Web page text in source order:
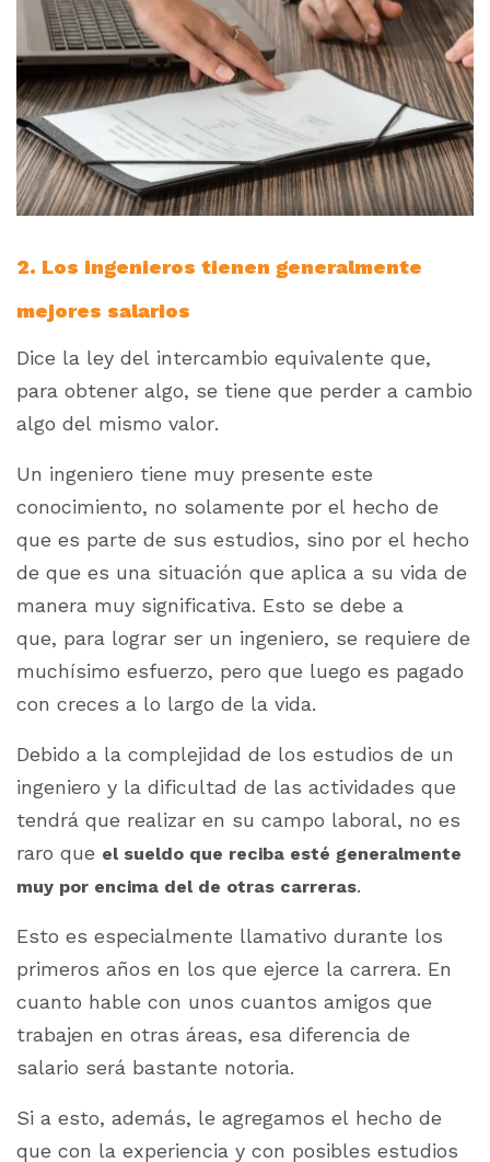
2. Los ingenieros tienen generalmente
mejores salarios
Dice la ley del intercambio equivalente que,
para obtener algo, se tiene que perder a cambio
algo del mismo valor.
Un ingeniero tiene muy presente este
conocimiento, no solamente por el hecho de
que es parte de sus estudios, sino por el hecho
de que es una situación que aplica a su vida de
manera muy significativa. Esto se debe a
que, para lograr ser un ingeniero, se requiere de
muchísimo esfuerzo, pero que luego es pagado
con creces a lo largo de la vida.
Debido a la complejidad de los estudios de un
ingeniero y la dificultad de las actividades que
tendrá que realizar en su campo laboral, no es
raro que el sueldo que reciba esté generalmente
muy por encima del de otras carreras.
Esto es especialmente llamativo durante los
primeros años en los que ejerce la carrera. En
cuanto hable con unos cuantos amigos que
trabajen en otras áreas, esa diferencia de
salario será bastante notoria.
Si a esto, además, le agregamos el hecho de
que con la experiencia y con posibles estudios